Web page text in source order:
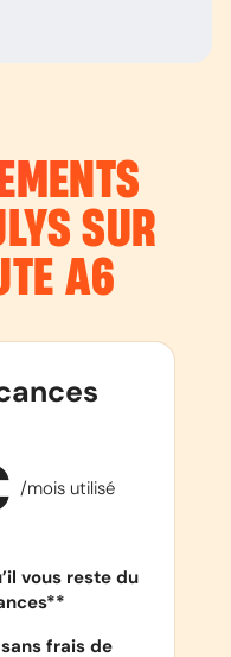
SUR
A6
/mois utilisé
vous reste du
frais de